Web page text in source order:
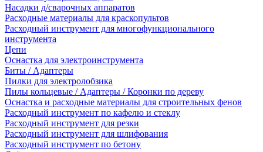
Насадки д/сварочных аппаратов
Расходные материалы для краскопультов
Расходный инструмент для многофункционального
инструмента
Цепи
Оснастка для электроинструмента
Биты / Адаптеры
Пилки для электролобзика
Пилы кольцевые / Адаптеры / Коронки по дереву
Оснастка и расходные материалы для строительных фенов
Расходный инструмент по кафелю и стеклу
Расходный инструмент для резки
Расходный инструмент для шлифования
Расходный инструмент по бетону